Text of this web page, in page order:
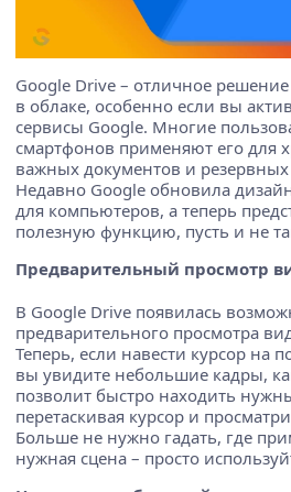
Google Drive – отличное
в облаке, особенно если вы
сервисы Google. Многие
смартфонов применяют его для
важных документов и
Недавно Google обновила
для компьютеров, а теперь
полезную функцию, пусть и не
Предварительный просмотр
В Google Drive появилась
предварительного просмотра
Теперь, если навести курсор на
вы увидите небольшие кадры,
позволит быстро находить
перетаскивая курсор и
Больше не нужно гадать, где
нужная сцена – просто